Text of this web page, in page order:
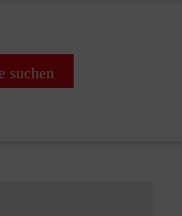
suchen